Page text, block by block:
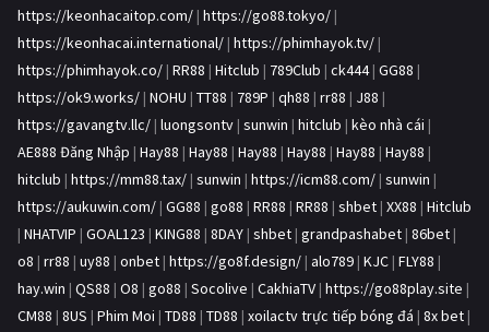
https://keonhacaitop.com/ | https://go88.tokyo/ |
https://keonhacai.international/ | https://phimhayok.tv/ |
https://phimhayok.co/ | RR88 | Hitclub | 789Club | ck444| GG88 |
https://ok9.works/ | NOHU | TT88 | 789P | qh88 | rr88 | J88 |
https://gavangtv.llc/ | luongsontv | sunwin | hitclub | kèo nhà cái |
AE888 Đăng Nhập | Hay88 | Hay88 | Hay88 | Hay88 | Hay88 | Hay88 |
hitclub | https://mm88.tax/ | sunwin | https://icm88.com/ | sunwin |
https://aukuwin.com/ | GG88 | go88 | RR88 | RR88 | shbet | XX88 | Hitclub
| NHATVIP | GOAL123 | KING88 | 8DAY | shbet | grandpashabet | 86bet |
o8 | rr88 | uy88 | onbet | https://go8f.design/ | alo789 | KJC | FLY88 |
hay.win | QS88 | O8 | go88 | Socolive | CakhiaTV | https://go88play.site |
CM88 | 8US | Phim Moi | TD88 | TD88 | xoilactv trực tiếp bóng đá | 8x bet |